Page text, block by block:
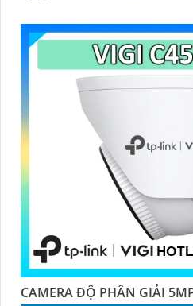
H.265+ chống nước IP66 đàm
CAMERA ĐỘ PHÂN GIẢI